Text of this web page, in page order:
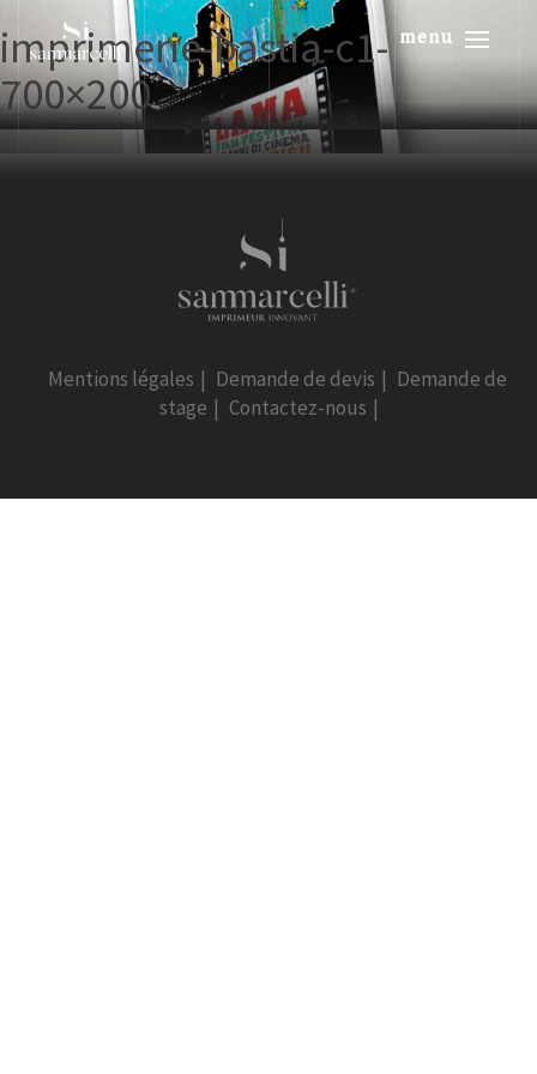
menu
imprimerie-bastia-c1-
700×200
Mentions légales | Demande de devis | Demande de
stage | Contactez-nous |